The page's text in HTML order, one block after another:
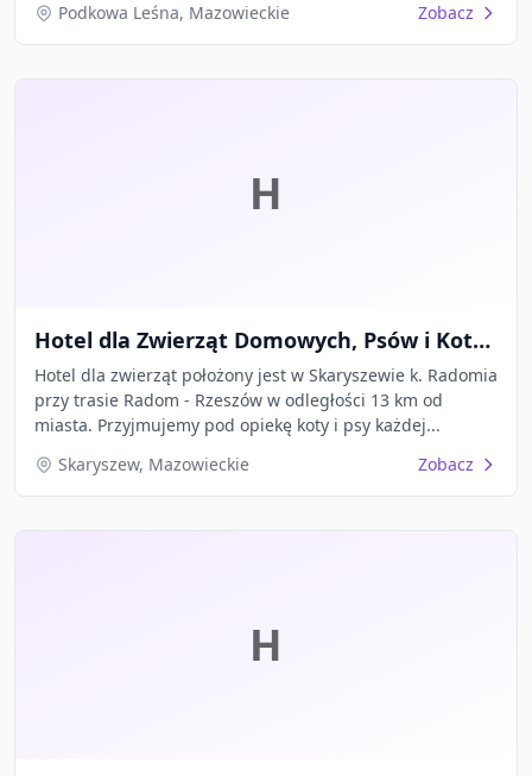
Podkowa Leśna, Mazowieckie Zobacz
H
Hotel dla Zwierząt Domowych, Psów i Kotów - Anna Kelnich
Hotel dla zwierząt położony jest w Skaryszewie k. Radomia
przy trasie Radom - Rzeszów w odległości 13 km od
miasta. Przyjmujemy pod opiekę koty i psy każdej...
Skaryszew, Mazowieckie
Zobacz
H